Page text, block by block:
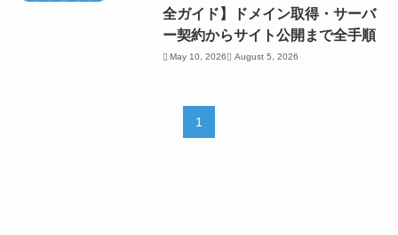
全ガイド】ドメイン取得・サーバ
ー契約からサイト公開まで全手順
May 10, 2026 August 5, 2026
1